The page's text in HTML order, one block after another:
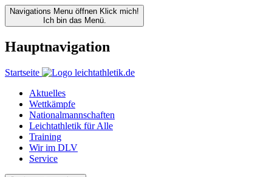
Navigations Menu öffnen Klick mich!
Ich bin das Menü.
Hauptnavigation
Startseite
Aktuelles
Wettkämpfe
Nationalmannschaften
Leichtathletik für Alle
Training
Wir im DLV
Service